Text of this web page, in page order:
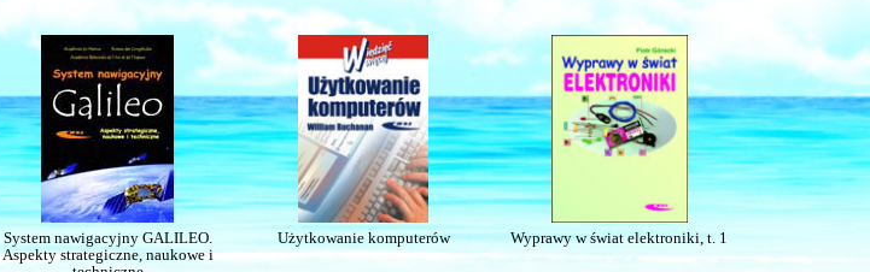
System nawigacyjny GALILEO.
Aspekty strategiczne, naukowe i
Użytkowanie komputerów Wyprawy w świat elektroniki, t. 1